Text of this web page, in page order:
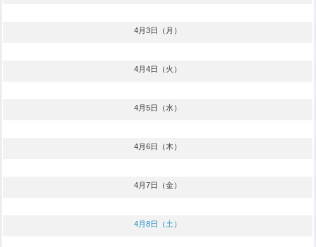
4月3日（月）
4月4日（火）
4月5日（水）
4月6日（木）
4月7日（金）
4月8日（土）